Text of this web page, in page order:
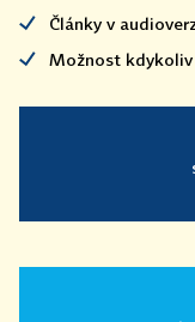
Články v
Možnost